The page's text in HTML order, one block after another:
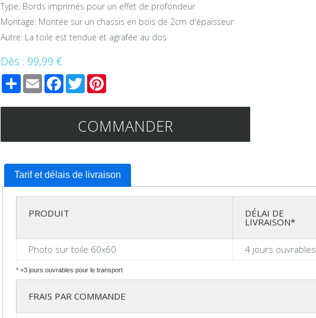
Type: Bords imprimés pour un effet de profondeur
Montage: Montée sur un chassis en bois de 2cm d'épaisseur
Autre: La toile est tendue et agrafée au dos
Dès : 99,99 €
ShareEmailFacebook
TwitterPinterest
COMMANDER
Tarif et délais de livraison
PRODUIT DÉLAI DE
LIVRAISON*
Photo sur toile 60x60 4 jours ouvrables
* +3 jours ouvrables pour le transport
FRAIS PAR COMMANDE